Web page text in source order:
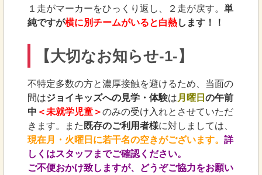
１走がマーカーをひっくり返し、２走が戻す。 単
純ですが横に別チームがいると白熱します！！
【大切なお知らせ-1-】
不特定多数の方と濃厚接触を避けるため、当面の
間はジョイキッズへの見学・体験は月曜日 の午前
中 ＜未就学児童＞のみの受け入れとさせていただ
きます。また既存のご利用者様に対しましては、
現在月・火曜日に若干名の空きがございます。 詳
しくはスタッフまでご確認ください。
ご不便おかけ致しますが、どうぞご協力をお願い